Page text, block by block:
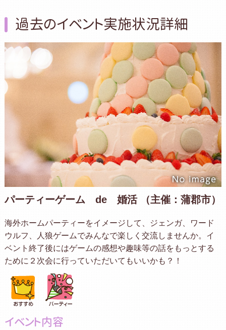
過去のイベント実施状況詳細
パーティーゲーム de 婚活 （主催：蒲郡市）
海外ホームパーティーをイメージして、ジェンガ、ワード
ウルフ、人狼ゲームでみんなで楽しく交流しませんか。イ
ベント終了後にはゲームの感想や趣味等の話をもっとする
ために２次会に行っていただいてもいいかも？！
イベント内容